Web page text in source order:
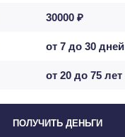
30000 ₽
от 7 до 30 дней
от 20 до 75 лет
ПОЛУЧИТЬ ДЕНЬГИ